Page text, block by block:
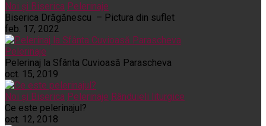
Noi și Biserica Pelerinaje
Biserica Drăgănescu – Pictura din suflet
feb. 17, 2022
Pelerinaje
Pelerinaj la Sfânta Cuvioasă Parascheva
oct. 15, 2019
Noi și Biserica Pelerinaje Rânduieli liturgice
Ce este pelerinajul?
oct. 12, 2018